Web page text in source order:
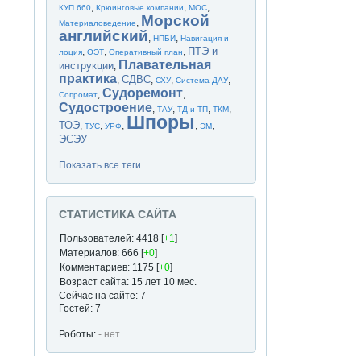
КУП 660,Крюинговые компании,МОС,
Материаловедение, Морской
английский,НПБИ,Навигация и
лоция,ОЭТ,Оперативный план, ПТЭ и
инструкции, Плавательная
практика,СДВС,СХУ,Система ДАУ,
Сопромат,Судоремонт,
Судостроение,ТАУ,ТД и ТП,ТКМ,
ТОЭ,ТУС,УРФ, Шпоры ,ЭМ,
ЭСЭУ
Показать все теги
СТАТИСТИКА САЙТА
Пользователей: 4418 [+1]
Материалов: 666 [+0]
Комментариев: 1175 [+0]
Возраст сайта: 15 лет 10 мес.
Сейчас на сайте: 7
Гостей: 7
Роботы:- нет